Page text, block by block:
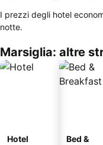
I prezzi degli hotel
notte.
Marsiglia: altre
Hotel
Bed &